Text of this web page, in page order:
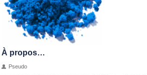
À propos…
Pseudo